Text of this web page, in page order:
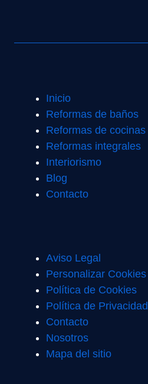
Inicio
Reformas de baños
Reformas de cocinas
Reformas integrales
Interiorismo
Blog
Contacto
Aviso Legal
Personalizar Cookies
Política de Cookies
Política de Privacidad
Contacto
Nosotros
Mapa del sitio